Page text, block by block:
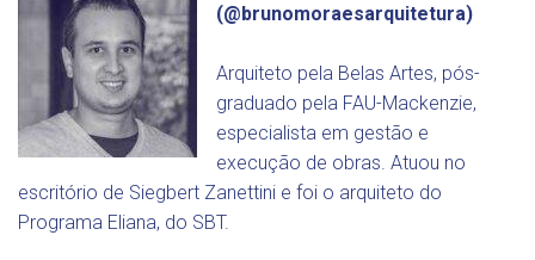
(@brunomoraesarquitetura)
Arquiteto pela Belas Artes, pós-
graduado pela FAU-Mackenzie,
especialista em gestão e
execução de obras. Atuou no
escritório de Siegbert Zanettini e foi o arquiteto do
Programa Eliana, do SBT.